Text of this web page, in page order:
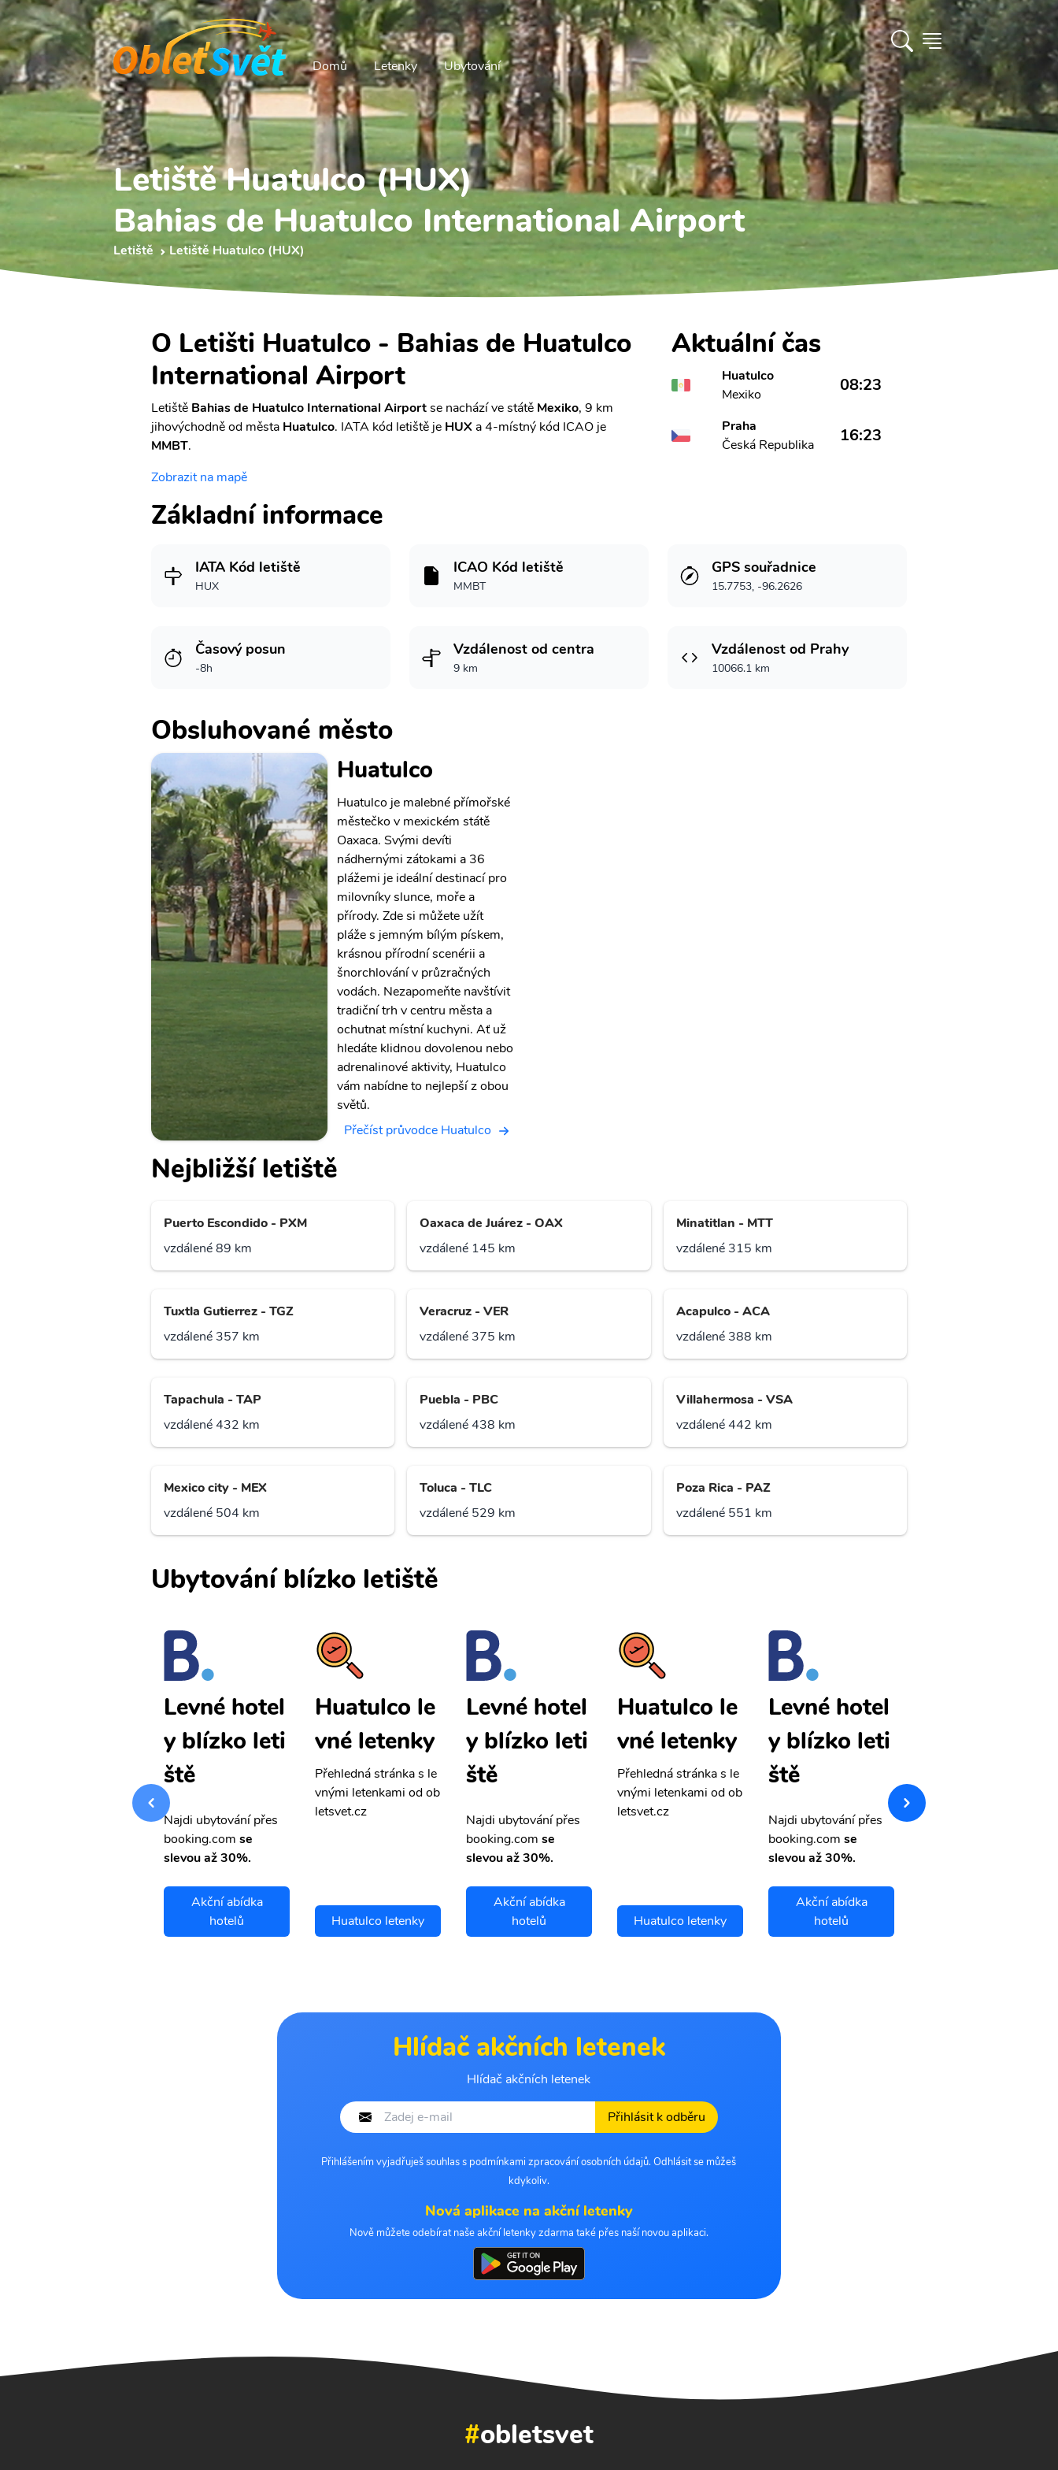
Domů Letenky Ubytování
Letiště Huatulco (HUX)
Bahias de Huatulco International Airport
Letiště Letiště Huatulco (HUX)
O Letišti Huatulco - Bahias de Huatulco
International Airport
Letiště Bahias de Huatulco International Airportse nachází ve státě Mexiko, 9 km
jihovýchodně od města Huatulco. IATA kód letiště je HUX a 4-místný kód ICAO je
MMBT.
Zobrazit na mapě
Aktuální čas
Huatulco
Mexiko
08:23
Praha
Česká Republika
16:23
Základní informace
IATA Kód letiště
HUX
ICAO Kód letiště
MMBT
GPS souřadnice
15.7753, -96.2626
Časový posun
-8h
Vzdálenost od centra
9 km
Vzdálenost od Prahy
10066.1 km
Obsluhované město
Huatulco
Huatulco je malebné přímořské
městečko v mexickém státě
Oaxaca. Svými devíti
nádhernými zátokami a 36
plážemi je ideální destinací pro
milovníky slunce, moře a
přírody. Zde si můžete užít
pláže s jemným bílým pískem,
krásnou přírodní scenérii a
šnorchlování v průzračných
vodách. Nezapomeňte navštívit
tradiční trh v centru města a
ochutnat místní kuchyni. Ať už
hledáte klidnou dovolenou nebo
adrenalinové aktivity, Huatulco
vám nabídne to nejlepší z obou
světů.
Přečíst průvodce Huatulco
Nejbližší letiště
Puerto Escondido - PXM
vzdálené 89 km
Oaxaca de Juárez - OAX
vzdálené 145 km
Minatitlan - MTT
vzdálené 315 km
Tuxtla Gutierrez - TGZ
vzdálené 357 km
Veracruz - VER
vzdálené 375 km
Acapulco - ACA
vzdálené 388 km
Tapachula - TAP
vzdálené 432 km
Puebla - PBC
vzdálené 438 km
Villahermosa - VSA
vzdálené 442 km
Mexico city - MEX
vzdálené 504 km
Toluca - TLC
vzdálené 529 km
Poza Rica - PAZ
vzdálené 551 km
Ubytování blízko letiště
vnými letenkami od ob
Levné hotel
y blízko leti
ště
Najdi ubytování přes
booking.com se
slevou až 30%.
Akční abídka
hotelů
Huatulco le
vné letenky
Přehledná stránka s le
vnými letenkami od ob
letsvet.cz
Huatulco letenky
Levné hotel
y blízko leti
ště
Najdi ubytování přes
booking.com se
slevou až 30%.
Akční abídka
hotelů
Huatulco le
vné letenky
Přehledná stránka s le
vnými letenkami od ob
letsvet.cz
Huatulco letenky
Levné hotel
y blízko leti
ště
Najdi ubytování přes
booking.com se
slevou až 30%.
Akční abídka
hotelů
vnými letenkami od ob
letsvet.cz
Hlídač akčních letenek
Hlídač akčních letenek
Přihlásit k odběru
Přihlášením vyjadřuješ souhlas s podmínkami zpracování osobních údajů. Odhlásit se můžeš
kdykoliv.
Nová aplikace na akční letenky
Nově můžete odebírat naše akční letenky zdarma také přes naší novou aplikaci.
#obletsvet